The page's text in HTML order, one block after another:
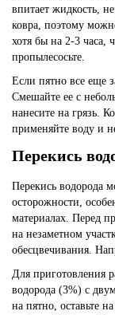
впитает жидкость,
ковра, поэтому
хотя бы на 2-3 часа,
пропылесосьте.
Если пятно все еще
Смешайте ее с
нанесите на грязь.
применяйте воду и
Перекись
Перекись водорода
осторожности,
материалах. Перед
на незаметном
обесцвечивания.
Для приготовления
водорода (3%) с
на пятно, оставьте